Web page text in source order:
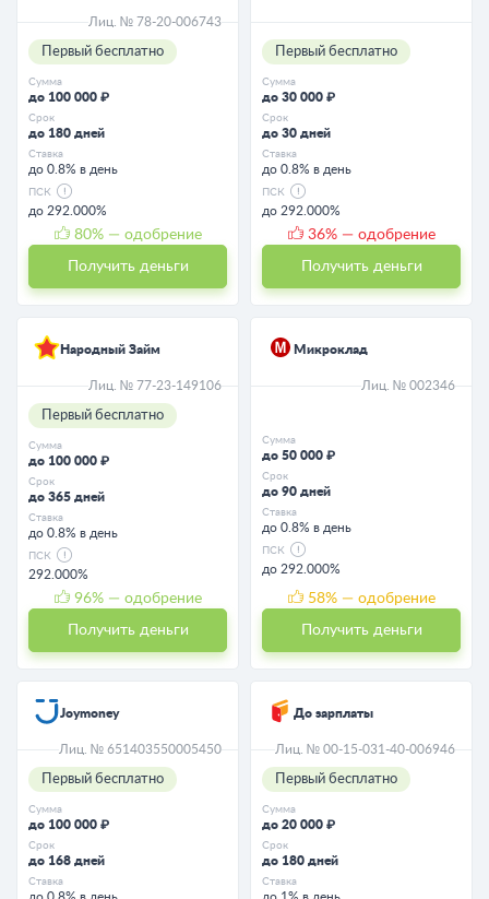
Лиц. № 78-20-006743
Первый бесплатно
Сумма
до 100 000 ₽
Срок
до 180 дней
Ставка
до 0.8% в день
ПСК
до 292.000%
80% — одобрение
Получить деньги
Первый бесплатно
Сумма
до 30 000 ₽
Срок
до 30 дней
Ставка
до 0.8% в день
ПСК
до 292.000%
36% — одобрение
Получить деньги
Народный Займ
Лиц. № 77-23-149106
Первый бесплатно
Сумма
до 100 000 ₽
Срок
до 365 дней
Ставка
до 0.8% в день
ПСК
292.000%
96% — одобрение
Получить деньги
Микроклад
Лиц. № 002346
Сумма
до 50 000 ₽
Срок
до 90 дней
Ставка
до 0.8% в день
ПСК
до 292.000%
58% — одобрение
Получить деньги
Joymoney
Лиц. № 651403550005450
Первый бесплатно
Сумма
до 100 000 ₽
Срок
до 168 дней
Ставка
до 0.8% в день
До зарплаты
Лиц. № 00-15-031-40-006946
Первый бесплатно
Сумма
до 20 000 ₽
Срок
до 180 дней
Ставка
до 1% в день